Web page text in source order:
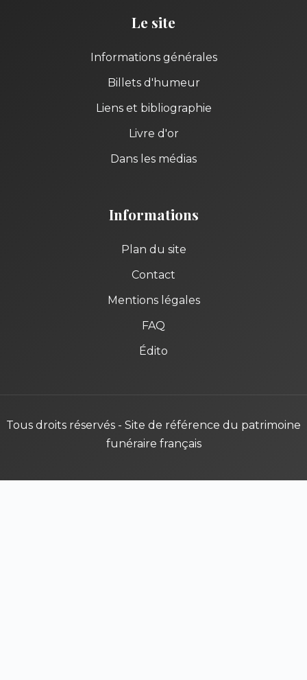
Le site
Informations générales
Billets d'humeur
Liens et bibliographie
Livre d'or
Dans les médias
Informations
Plan du site
Contact
Mentions légales
FAQ
Édito
Tous droits réservés - Site de référence du patrimoine
funéraire français